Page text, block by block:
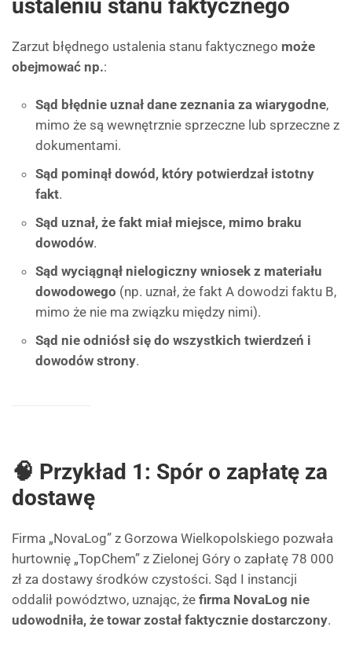
ustaleniu stanu faktycznego
Zarzut błędnego ustalenia stanu faktycznego może
obejmować np.:
Sąd błędnie uznał dane zeznania za wiarygodne,
mimo że są wewnętrznie sprzeczne lub sprzeczne z
dokumentami.
Sąd pominął dowód, który potwierdzał istotny
fakt.
Sąd uznał, że fakt miał miejsce, mimo braku
dowodów.
Sąd wyciągnął nielogiczny wniosek z materiału
dowodowego (np. uznał, że fakt A dowodzi faktu B,
mimo że nie ma związku między nimi).
Sąd nie odniósł się do wszystkich twierdzeń i
dowodów strony.
🧠 Przykład 1: Spór o zapłatę za
dostawę
Firma „NovaLog” z Gorzowa Wielkopolskiego pozwała
hurtownię „TopChem” z Zielonej Góry o zapłatę 78 000
zł za dostawy środków czystości. Sąd I instancji
oddalił powództwo, uznając, że firma NovaLog nie
udowodniła, że towar został faktycznie dostarczony.